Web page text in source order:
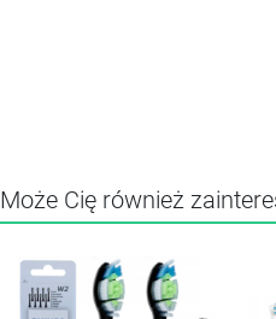
Może Cię również